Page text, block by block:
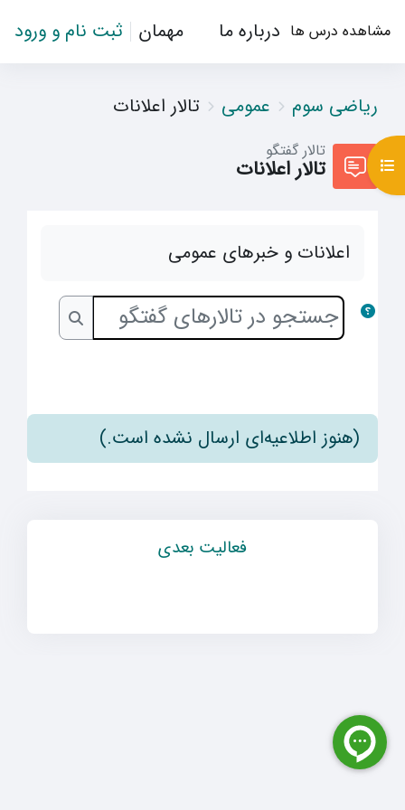
مشاهده درس ها درباره ما مهمان ثبت نام و ورود
ریاضی سوم عمومی تالار اعلانات
تالار گفتگو
تالار اعلانات
باز کردن فهرست درس
اعلانات و خبرهای عمومی
جستجو در تالارهای گفتگو
جستجو در
(هنوز اطلاعیه‌ای ارسال نشده است.)
فعالیت بعدی